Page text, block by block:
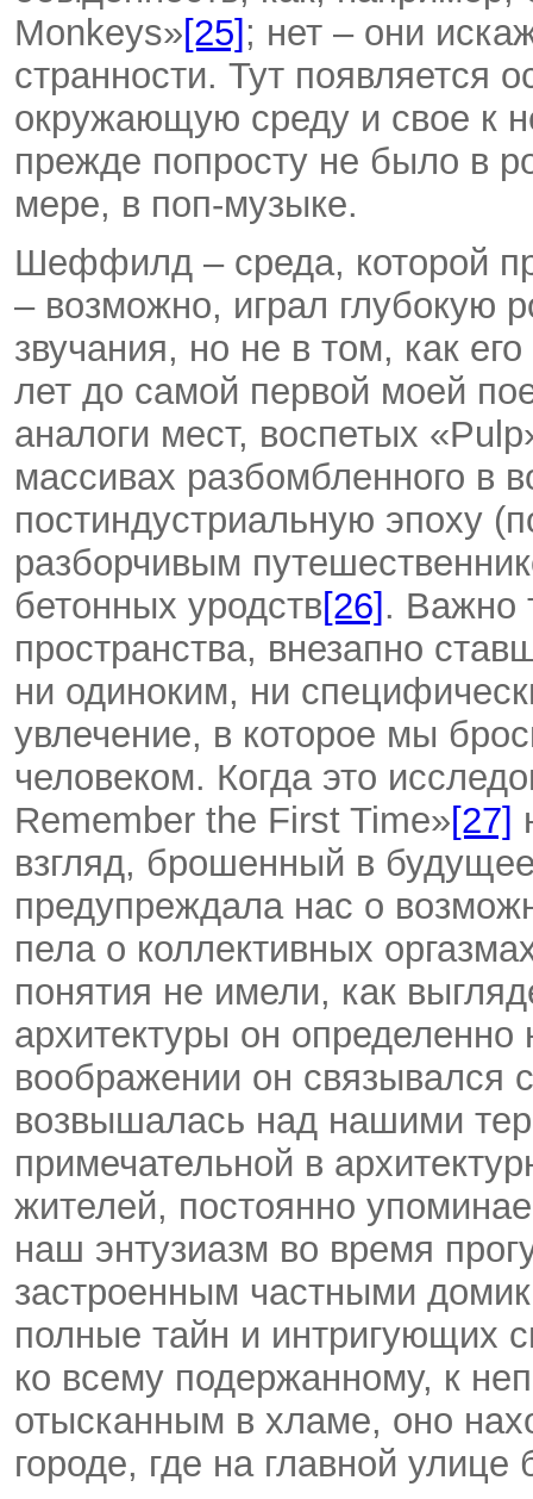
Monkeys»[25] ; нет – они
странности. Тут появляется
окружающую среду и свое к
прежде попросту не было в
мере, в поп-музыке.
Шеффилд – среда, которой
– возможно, играл глубокую
звучания, но не в том, как
лет до самой первой моей
аналоги мест, воспетых
массивах разбомбленного в
постиндустриальную эпоху
разборчивым
бетонных уродств[26] . Важно
пространства, внезапно
ни одиноким, ни
увлечение, в которое мы
человеком. Когда это
Remember the First Time»[27]
взгляд, брошенный в
предупреждала нас о
пела о коллективных
понятия не имели, как
архитектуры он
воображении он связывался
возвышалась над нашими
примечательной в
жителей, постоянно
наш энтузиазм во время
застроенным частными
полные тайн и интригующих
ко всему подержанному, к
отысканным в хламе, оно
городе, где на главной